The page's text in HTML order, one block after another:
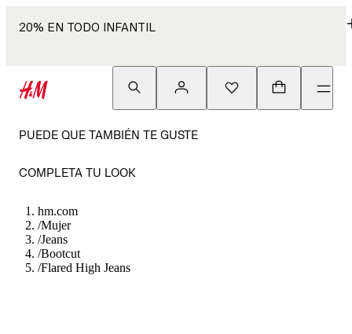
20% EN TODO INFANTIL
PUEDE QUE TAMBIÉN TE GUSTE
COMPLETA TU LOOK
hm.com
/Mujer
/Jeans
/Bootcut
/Flared High Jeans